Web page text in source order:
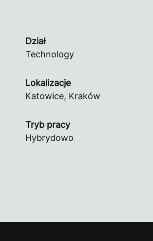
Dział
Technology
Lokalizacje
Katowice, Kraków
Tryb pracy
Hybrydowo